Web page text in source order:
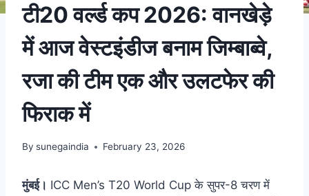
टी20 वर्ल्ड कप 2026: वानखेड़े
में आज वेस्टइंडीज बनाम जिम्बाब्वे,
रजा की टीम एक और उलटफेर की
फिराक में
By sunegaindia February 23, 2026
मुंबई। ICC Men’s T20 World Cup के सुपर-8 चरण में